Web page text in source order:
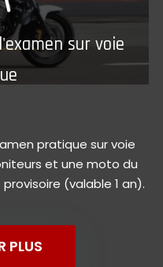
sur voie
pratique sur voie
et une moto du
(valable 1 an).
PLUS